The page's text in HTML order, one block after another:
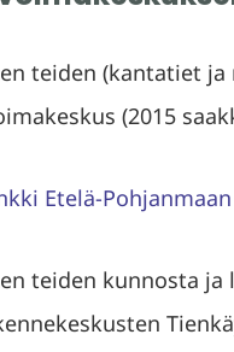
teiden (kantatiet
(2015
Etelä-
teiden kunnosta